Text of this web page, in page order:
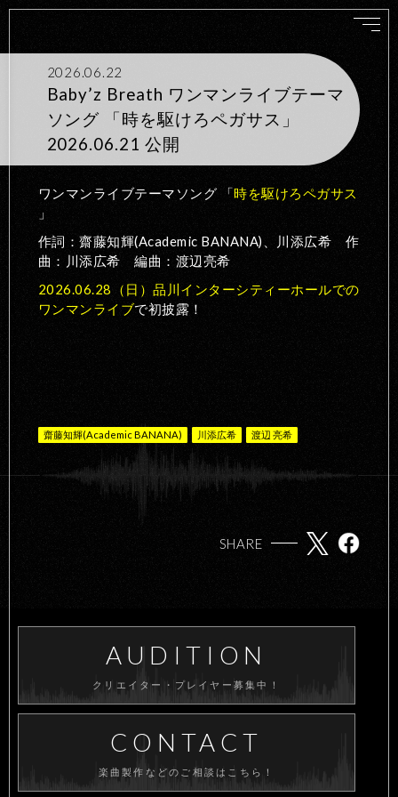
2026.06.22
Baby’z Breath ワンマンライブテーマ
ソング 「時を駆けろペガサス」
2026.06.21 公開
ワンマンライブテーマソング 「時を駆けろペガサス
」
作詞：齋藤知輝(Academic BANANA)、川添広希 作
曲：川添広希 編曲：渡辺亮希
2026.06.28（日）品川インターシティーホールでの
ワンマンライブで初披露！
齋藤知輝(Academic BANANA) 川添広希 渡辺 亮希
SHARE
AUDITION
クリエイター・プレイヤー募集中！
CONTACT
楽曲製作などのご相談はこちら！